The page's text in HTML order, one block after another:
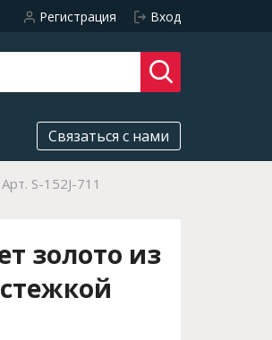
Регистрация Вход
Связаться с нами
S-152J-711
золото из